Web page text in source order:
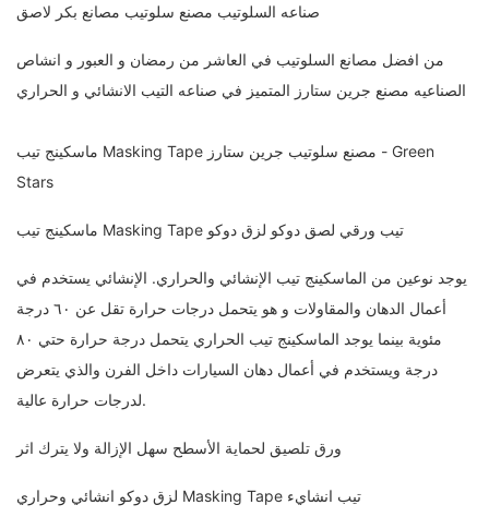
صناعه السلوتيب مصنع سلوتيب مصانع بكر لاصق
من افضل مصانع السلوتيب في العاشر من رمضان و العبور و انشاص
الصناعيه مصنع جرين ستارز المتميز في صناعه التيب الانشائي و الحراري
ماسكينج تيب Masking Tape مصنع سلوتيب جرين ستارز - Green
Stars
ماسكينج تيب Masking Tape تيب ورقي لصق دوكو لزق دوكو
يوجد نوعين من الماسكينج تيب الإنشائي والحراري. الإنشائي يستخدم في
أعمال الدهان والمقاولات و هو يتحمل درجات حرارة تقل عن ٦٠ درجة
مئوية بينما يوجد الماسكينج تيب الحراري يتحمل درجة حرارة حتي ٨٠
درجة ويستخدم في أعمال دهان السيارات داخل الفرن والذي يتعرض
لدرجات حرارة عالية.
ورق تلصيق لحماية الأسطح سهل الإزالة ولا يترك اثر
لزق دوكو انشائي وحراري Masking Tape تيب انشايء